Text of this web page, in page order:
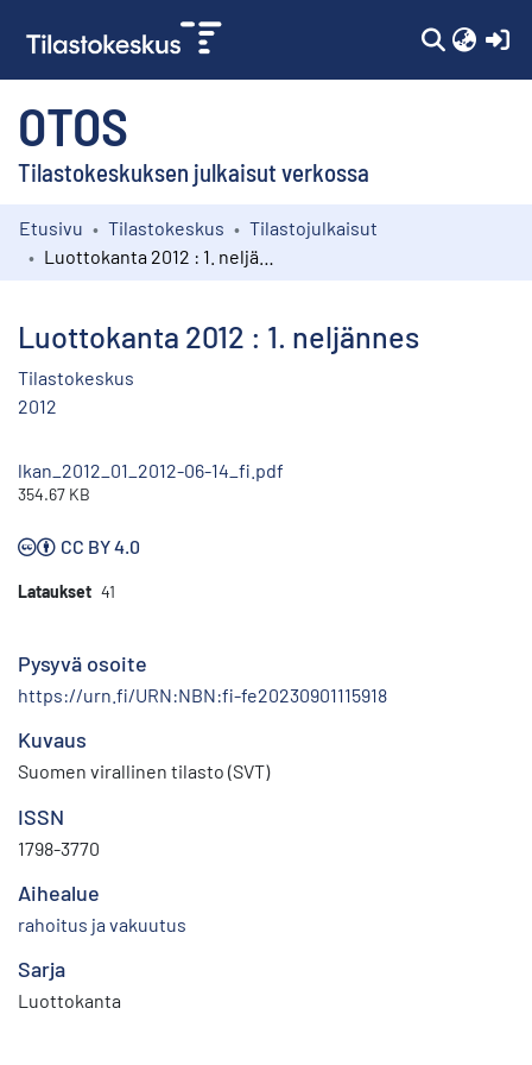
OTOS
Tilastokeskuksen julkaisut verkossa
Kokoelmat
Etusivu Tilastokeskus
Tilastojulkaisut
Luottokanta 2012 : 1. neljännes
Tilastokeskus
2012
lkan_2012_01_2012-06-14_fi.pdf
354.67 KB
CC BY 4.0
Lataukset 41
Pysyvä osoite
https://urn.fi/URN:NBN:fi-fe20230901115918
Kuvaus
Suomen virallinen tilasto (SVT)
ISSN
1798-3770
Aihealue
rahoitus ja vakuutus
Sarja
Luottokanta